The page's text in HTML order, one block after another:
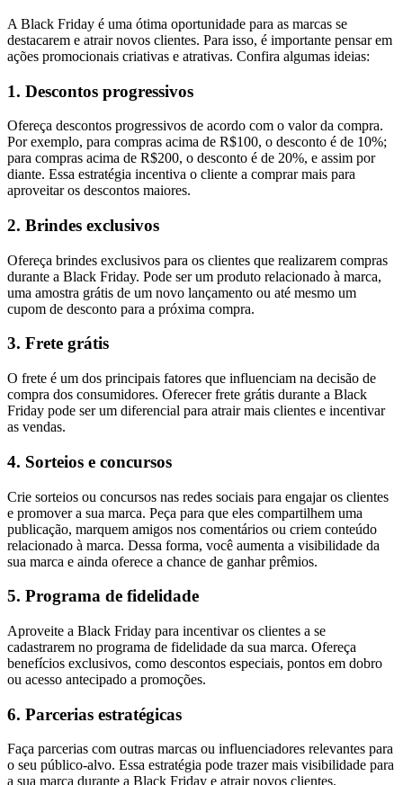
A Black Friday é uma ótima oportunidade para as marcas se
destacarem e atrair novos clientes. Para isso, é importante pensar em
ações promocionais criativas e atrativas. Confira algumas ideias:
1. Descontos progressivos
Ofereça descontos progressivos de acordo com o valor da compra.
Por exemplo, para compras acima de R$100, o desconto é de 10%;
para compras acima de R$200, o desconto é de 20%, e assim por
diante. Essa estratégia incentiva o cliente a comprar mais para
aproveitar os descontos maiores.
2. Brindes exclusivos
Ofereça brindes exclusivos para os clientes que realizarem compras
durante a Black Friday. Pode ser um produto relacionado à marca,
uma amostra grátis de um novo lançamento ou até mesmo um
cupom de desconto para a próxima compra.
3. Frete grátis
O frete é um dos principais fatores que influenciam na decisão de
compra dos consumidores. Oferecer frete grátis durante a Black
Friday pode ser um diferencial para atrair mais clientes e incentivar
as vendas.
4. Sorteios e concursos
Crie sorteios ou concursos nas redes sociais para engajar os clientes
e promover a sua marca. Peça para que eles compartilhem uma
publicação, marquem amigos nos comentários ou criem conteúdo
relacionado à marca. Dessa forma, você aumenta a visibilidade da
sua marca e ainda oferece a chance de ganhar prêmios.
5. Programa de fidelidade
Aproveite a Black Friday para incentivar os clientes a se
cadastrarem no programa de fidelidade da sua marca. Ofereça
benefícios exclusivos, como descontos especiais, pontos em dobro
ou acesso antecipado a promoções.
6. Parcerias estratégicas
Faça parcerias com outras marcas ou influenciadores relevantes para
o seu público-alvo. Essa estratégia pode trazer mais visibilidade para
a sua marca durante a Black Friday e atrair novos clientes.